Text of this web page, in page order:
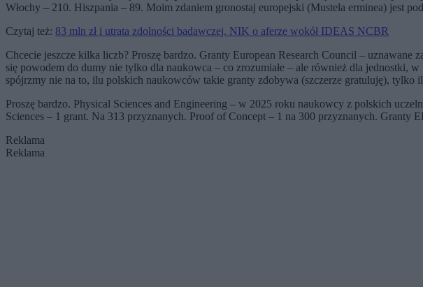
Włochy – 210. Hiszpania – 89. Moim zdaniem gronostaj europejski (Mustela erminea) jest
Czytaj też: 83 mln zł i utrata zdolności badawczej. NIK o aferze wokół IDEAS NCBR
Chcecie jeszcze kilka liczb? Proszę bardzo. Granty European Research Council –
się powodem do dumy nie tylko dla naukowca – co zrozumiałe – ale również dla jednostki, w
spójrzmy nie na to, ilu polskich naukowców takie granty zdobywa (szczerze gratuluję),
Proszę bardzo. Physical Sciences and Engineering – w 2025 roku naukowcy z polskich
Sciences – 1 grant. Na 313 przyznanych. Proof of Concept – 1 na 300 przyznanych. Granty
Reklama
Reklama